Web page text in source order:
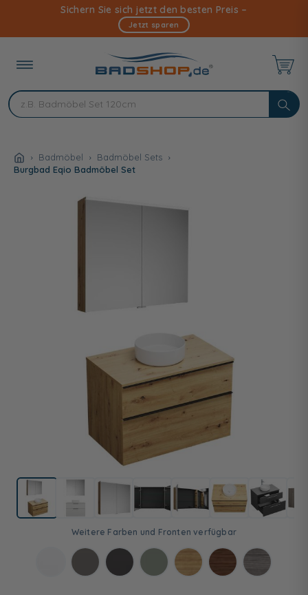
Inhalt
Sichern Sie sich jetzt den besten Preis –
Jetzt sparen
Badmöbel
Badmöbel Sets
Burgbad Eqio Badmöbel Set